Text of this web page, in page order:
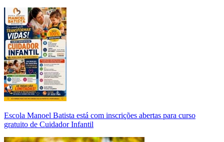
Escola Manoel Batista está com inscrições abertas para curso
gratuito de Cuidador Infantil